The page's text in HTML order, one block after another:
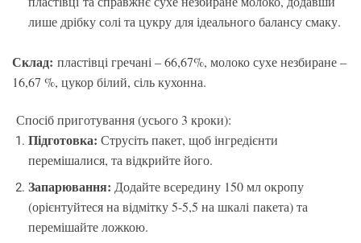
лише дрібку солі та цукру для ідеального балансу смаку.
Склад: пластівці гречані – 66,67%, молоко сухе незбиране –
16,67 %, цукор білий, сіль кухонна.
Спосіб приготування (усього 3 кроки):
Підготовка: Струсіть пакет, щоб інгредієнти
перемішалися, та відкрийте його.
Запарювання: Додайте всередину 150 мл окропу
(орієнтуйтеся на відмітку 5-5,5 на шкалі пакета) та
перемішайте ложкою.